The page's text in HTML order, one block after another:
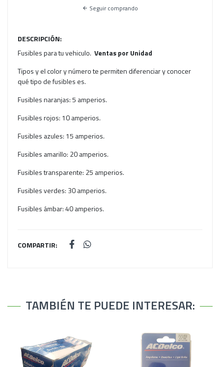
Seguir comprando
DESCRIPCIÓN:
Fusibles para tu vehiculo. Ventas por Unidad
Tipos y el color y número te permiten diferenciar y conocer
qué tipo de fusibles es.
Fusibles naranjas: 5 amperios.
Fusibles rojos: 10 amperios.
Fusibles azules: 15 amperios.
Fusibles amarillo: 20 amperios.
Fusibles transparente: 25 amperios.
Fusibles verdes: 30 amperios.
Fusibles ámbar: 40 amperios.
COMPARTIR:
TAMBIÉN TE PUEDE INTERESAR: